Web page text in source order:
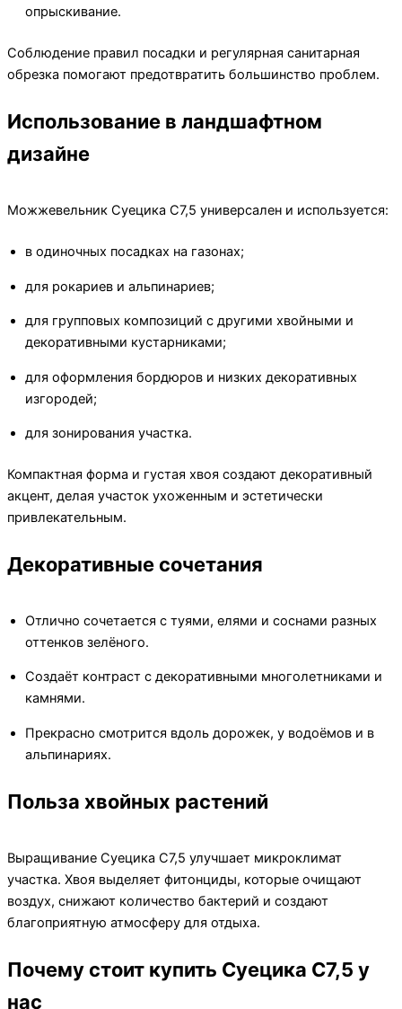
опрыскивание.
Соблюдение правил посадки и регулярная санитарная
обрезка помогают предотвратить большинство проблем.
Использование в ландшафтном
дизайне
Можжевельник Суецика C7,5 универсален и используется:
в одиночных посадках на газонах;
для рокариев и альпинариев;
для групповых композиций с другими хвойными и
декоративными кустарниками;
для оформления бордюров и низких декоративных
изгородей;
для зонирования участка.
Компактная форма и густая хвоя создают декоративный
акцент, делая участок ухоженным и эстетически
привлекательным.
Декоративные сочетания
Отлично сочетается с туями, елями и соснами разных
оттенков зелёного.
Создаёт контраст с декоративными многолетниками и
камнями.
Прекрасно смотрится вдоль дорожек, у водоёмов и в
альпинариях.
Польза хвойных растений
Выращивание Суецика C7,5 улучшает микроклимат
участка. Хвоя выделяет фитонциды, которые очищают
воздух, снижают количество бактерий и создают
благоприятную атмосферу для отдыха.
Почему стоит купить Суецика C7,5 у
нас